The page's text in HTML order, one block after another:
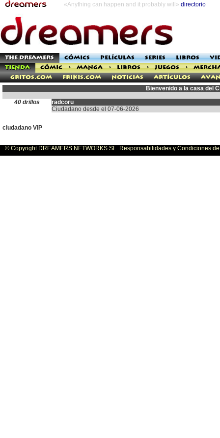
«Anything can happen and it probably will» directorio
THE DREAMERS CÓMICS PELÍCULAS SERIES LIBROS
TIENDA
CÓMIC > MANGA > LIBROS > JUEGOS >
Gritos.com
Frikis.com Noticias Artículos
Bienvenido a la casa del
40 drillos
radcoru
Ciudadano desde el 07-06-2026
ciudadano VIP
© Copyright DREAMERS NETWORKS SL. Responsabilidades y Condiciones